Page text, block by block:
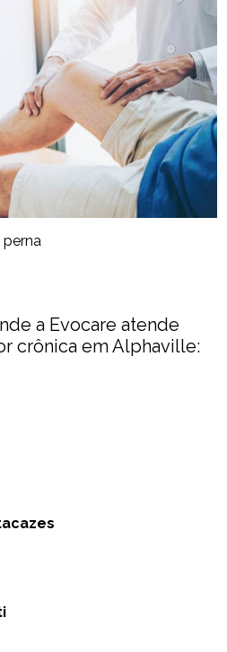
a Evocare atende
crônica​ em Alphaville: